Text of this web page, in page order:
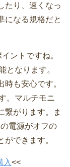
たり、速くなっ
になる規格だと
ントですね。
となります。
も安心です。
。マルチモニ
繋がります。ま
電源がオフの
できます。
入<<